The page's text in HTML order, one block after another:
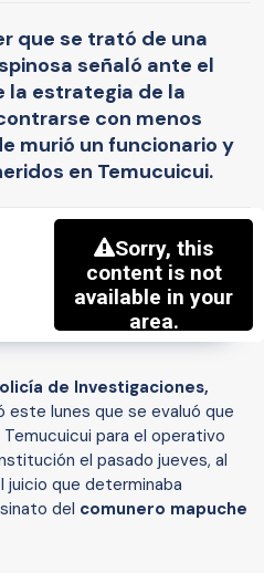
que se trató de una
señaló ante el
la estrategia de la
con menos
murió un funcionario y
en Temucuicui.
de Investigaciones,
este lunes que se evaluó que
para el operativo
el pasado jueves, al
que determinaba
del comunero mapuche